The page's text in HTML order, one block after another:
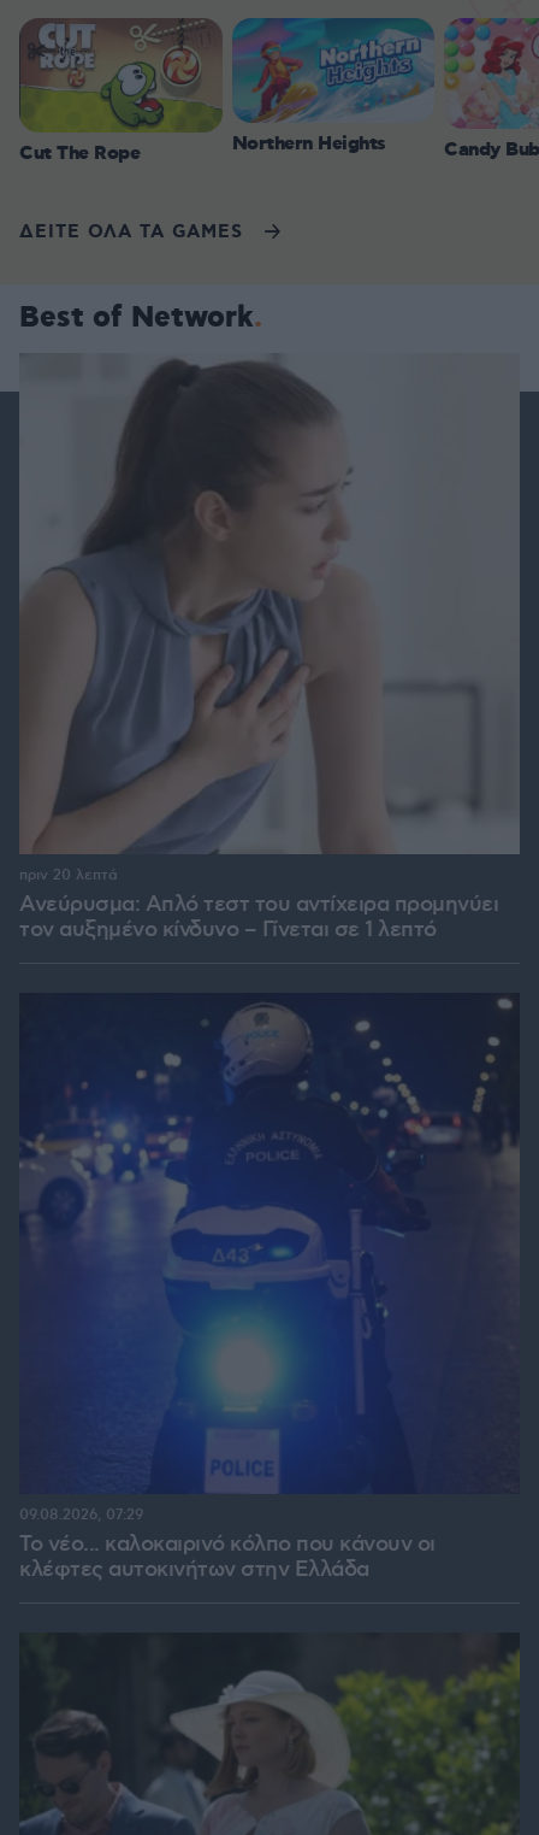
Cut The Rope Northern Heights Candy
ΔΕΙΤΕ ΟΛΑ ΤΑ GAMES
Best of Network
Ανεύρυσμα: Απλό τεστ του αντίχειρα προμηνύει
τον αυξημένο κίνδυνο – Γίνεται σε 1 λεπτό
πριν 20 λεπτά
Το νέο... καλοκαιρινό κόλπο που κάνουν οι
κλέφτες αυτοκινήτων στην Ελλάδα
09.08.2026, 07:29